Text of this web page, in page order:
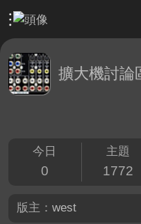
家庭劇院 › 擴大機討論區
擴大機討論
今日
0
主題
1772
版主： west